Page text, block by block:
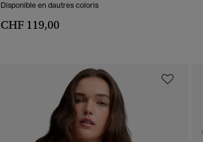
Disponible en dautres coloris
CHF 119,00